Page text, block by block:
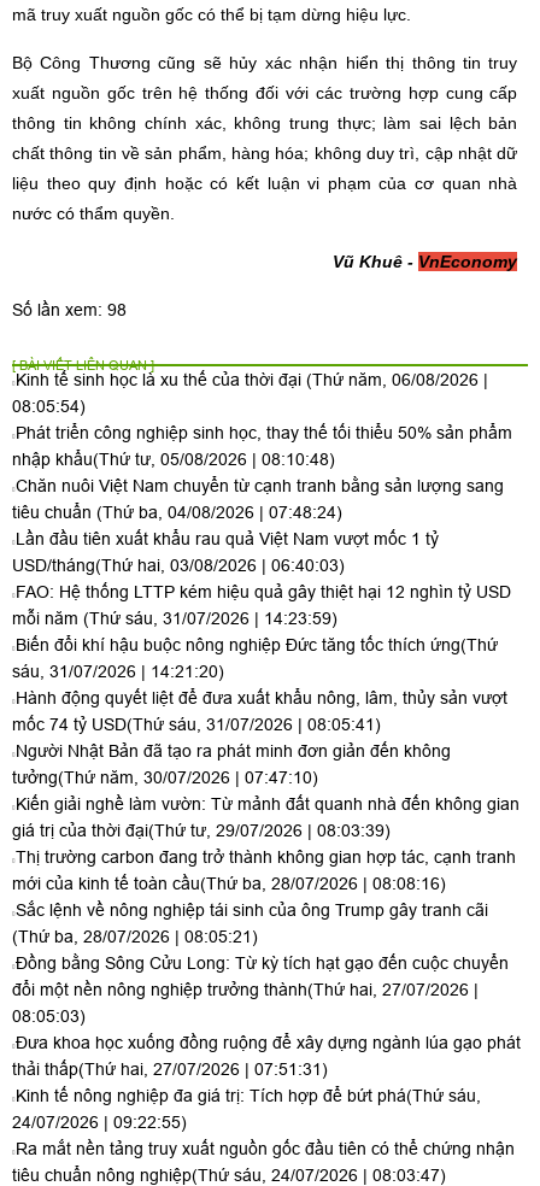
mã truy xuất nguồn gốc có thể bị tạm dừng hiệu lực.
Bộ Công Thương cũng sẽ hủy xác nhận hiển thị thông tin truy
xuất nguồn gốc trên hệ thống đối với các trường hợp cung cấp
thông tin không chính xác, không trung thực; làm sai lệch bản
chất thông tin về sản phẩm, hàng hóa; không duy trì, cập nhật dữ
liệu theo quy định hoặc có kết luận vi phạm của cơ quan nhà
nước có thẩm quyền.
Vũ Khuê - VnEconomy
Số lần xem: 98
[ BÀI VIẾT LIÊN QUAN ]
Kinh tế sinh học là xu thế của thời đại (Thứ năm, 06/08/2026 |
08:05:54)
Phát triển công nghiệp sinh học, thay thế tối thiểu 50% sản phẩm
nhập khẩu(Thứ tư, 05/08/2026 | 08:10:48)
Chăn nuôi Việt Nam chuyển từ cạnh tranh bằng sản lượng sang
tiêu chuẩn (Thứ ba, 04/08/2026 | 07:48:24)
Lần đầu tiên xuất khẩu rau quả Việt Nam vượt mốc 1 tỷ
USD/tháng(Thứ hai, 03/08/2026 | 06:40:03)
FAO: Hệ thống LTTP kém hiệu quả gây thiệt hại 12 nghìn tỷ USD
mỗi năm (Thứ sáu, 31/07/2026 | 14:23:59)
Biến đổi khí hậu buộc nông nghiệp Đức tăng tốc thích ứng(Thứ
sáu, 31/07/2026 | 14:21:20)
Hành động quyết liệt để đưa xuất khẩu nông, lâm, thủy sản vượt
mốc 74 tỷ USD(Thứ sáu, 31/07/2026 | 08:05:41)
Người Nhật Bản đã tạo ra phát minh đơn giản đến không
tưởng(Thứ năm, 30/07/2026 | 07:47:10)
Kiến giải nghề làm vườn: Từ mảnh đất quanh nhà đến không gian
giá trị của thời đại(Thứ tư, 29/07/2026 | 08:03:39)
Thị trường carbon đang trở thành không gian hợp tác, cạnh tranh
mới của kinh tế toàn cầu(Thứ ba, 28/07/2026 | 08:08:16)
Sắc lệnh về nông nghiệp tái sinh của ông Trump gây tranh cãi
(Thứ ba, 28/07/2026 | 08:05:21)
Đồng bằng Sông Cửu Long: Từ kỳ tích hạt gạo đến cuộc chuyển
đổi một nền nông nghiệp trưởng thành(Thứ hai, 27/07/2026 |
08:05:03)
Đưa khoa học xuống đồng ruộng để xây dựng ngành lúa gạo phát
thải thấp(Thứ hai, 27/07/2026 | 07:51:31)
Kinh tế nông nghiệp đa giá trị: Tích hợp để bứt phá(Thứ sáu,
24/07/2026 | 09:22:55)
Ra mắt nền tảng truy xuất nguồn gốc đầu tiên có thể chứng nhận
tiêu chuẩn nông nghiệp(Thứ sáu, 24/07/2026 | 08:03:47)